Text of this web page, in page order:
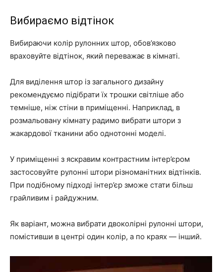
Вибираємо відтінок
Вибираючи колір рулонних штор, обов’язково
враховуйте відтінок, який переважає в кімнаті.
Для виділення штор із загального дизайну
рекомендуємо підібрати їх трошки світліше або
темніше, ніж стіни в приміщенні. Наприклад, в
розмальовану кімнату радимо вибрати штори з
жакардової тканини або однотонні моделі.
У приміщенні з яскравим контрастним інтер’єром
застосовуйте рулонні штори різноманітних відтінків.
При подібному підході інтер’єр зможе стати більш
грайливим і райдужним.
Як варіант, можна вибрати двоколірні рулонні штори,
помістивши в центрі один колір, а по краях — інший.